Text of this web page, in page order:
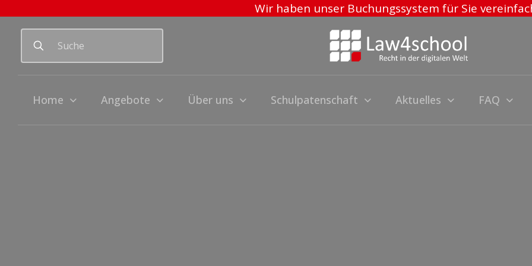
Wir haben unser Buchungssystem für Sie
Home Angebote Über uns Schulpatenschaft Aktuelles FAQ